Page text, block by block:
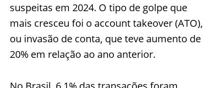
suspeitas em 2024. O tipo de golpe que
mais cresceu foi o account takeover (ATO),
ou invasão de conta, que teve aumento de
20% em relação ao ano anterior.